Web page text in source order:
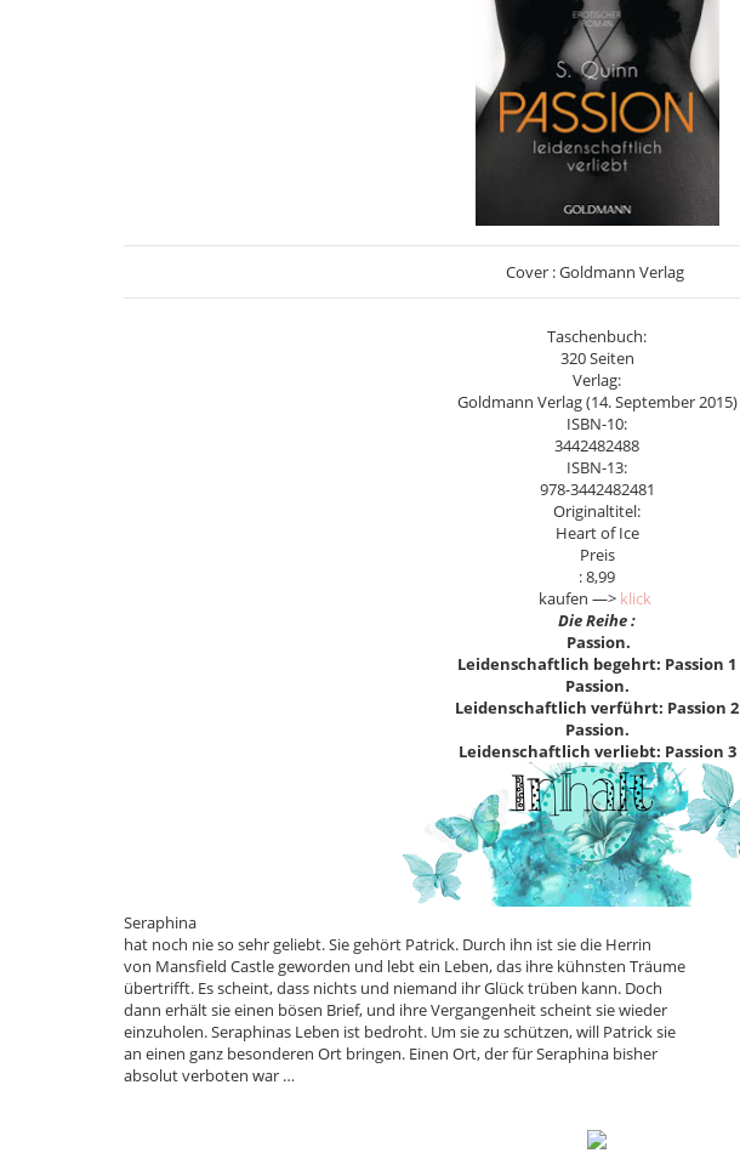
Cover : Goldmann Verlag
Taschenbuch:
320 Seiten
Verlag:
Goldmann Verlag (14. September 2015)
ISBN-10:
3442482488
ISBN-13:
978-3442482481
Originaltitel:
Heart of Ice
Preis
: 8,99
kaufen —> klick
Die Reihe :
Passion.
Leidenschaftlich begehrt: Passion 1
Passion.
Leidenschaftlich verführt: Passion 2
Passion.
Leidenschaftlich verliebt: Passion 3
Seraphina
hat noch nie so sehr geliebt. Sie gehört Patrick. Durch ihn ist sie die Herrin
von Mansfield Castle geworden und lebt ein Leben, das ihre kühnsten Träume
übertrifft. Es scheint, dass nichts und niemand ihr Glück trüben kann. Doch
dann erhält sie einen bösen Brief, und ihre Vergangenheit scheint sie wieder
einzuholen. Seraphinas Leben ist bedroht. Um sie zu schützen, will Patrick sie
an einen ganz besonderen Ort bringen. Einen Ort, der für Seraphina bisher
absolut verboten war …